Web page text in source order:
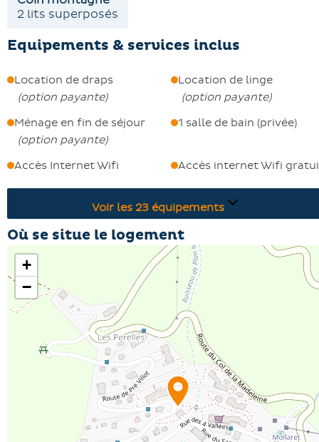
Idéalement situé à 300 mètres des commerces locaux
Centrale de Réservation à partir de 16h00 et un dépôt
2 lits superposés
Equipements & services inclus
Location de draps
(option payante)
Location de linge
(option payante)
Ménage en fin de séjour
(option payante)
1 salle de bain (privée)
Accès Internet Wifi Accès internet Wifi
Voir les 23 équipements
Où se situe le logement
+
−